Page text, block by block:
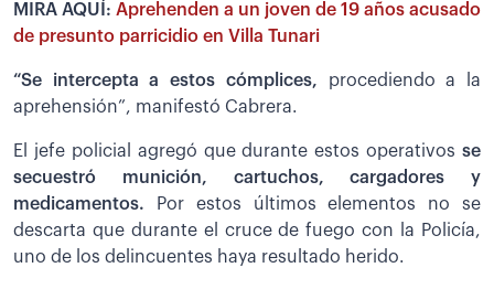
MIRA AQUÍ: Aprehenden a un joven de 19 años acusado
de presunto parricidio en Villa Tunari
“Se intercepta a estos cómplices, procediendo a la
aprehensión”, manifestó Cabrera.
El jefe policial agregó que durante estos operativos se
secuestró munición, cartuchos, cargadores y
medicamentos. Por estos últimos elementos no se
descarta que durante el cruce de fuego con la Policía,
uno de los delincuentes haya resultado herido.